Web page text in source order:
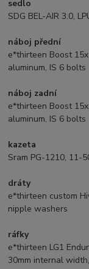
sedlo
SDG BEL-AIR 3.0,
náboj přední
e*thirteen Boost
aluminum, IS 6 bolts
náboj zadní
e*thirteen Boost
aluminum, IS 6 bolts
kazeta
Sram PG-1210, 11-
dráty
e*thirteen custom
nipple washers
ráfky
e*thirteen LG1
30mm internal